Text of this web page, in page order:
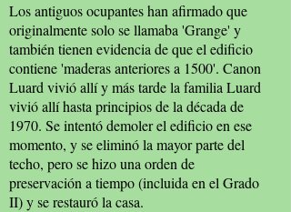
Los antiguos ocupantes han afirmado que
originalmente solo se llamaba 'Grange' y
también tienen evidencia de que el edificio
contiene 'maderas anteriores a 1500'. Canon
Luard vivió allí y más tarde la familia Luard
vivió allí hasta principios de la década de
1970. Se intentó demoler el edificio en ese
momento, y se eliminó la mayor parte del
techo, pero se hizo una orden de
preservación a tiempo (incluida en el Grado
II) y se restauró la casa.